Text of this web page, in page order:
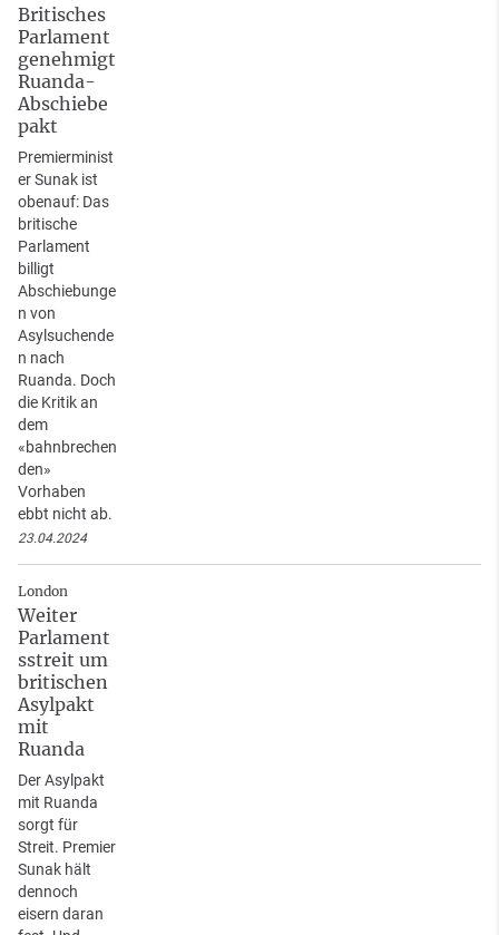
Britisches
Parlament
genehmigt
Ruanda-
Abschiebe
pakt
Premierminist
er Sunak ist
obenauf: Das
britische
Parlament
billigt
Abschiebunge
n von
Asylsuchende
n nach
Ruanda. Doch
die Kritik an
dem
«bahnbrechen
den»
Vorhaben
ebbt nicht ab.
23.04.2024
London
Weiter
Parlament
sstreit um
britischen
Asylpakt
mit
Ruanda
Der Asylpakt
mit Ruanda
sorgt für
Streit. Premier
Sunak hält
dennoch
eisern daran